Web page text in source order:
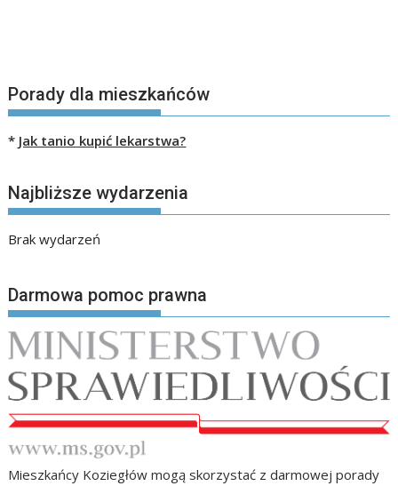
Porady dla mieszkańców
* Jak tanio kupić lekarstwa?
Najbliższe wydarzenia
Brak wydarzeń
Darmowa pomoc prawna
Mieszkańcy Koziegłów mogą skorzystać z darmowej porady